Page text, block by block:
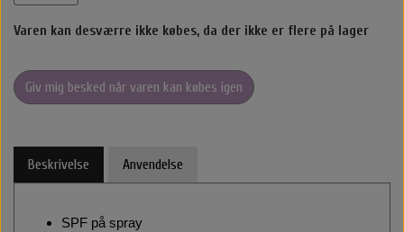
Hårkur
Styling
Rose Hårklemme
Halstørklæder & Tørklæder
Nordic Bio Brush Hårbørster
Nordic Bio Brush
Libling Håraccessories
Varen kan desværre ikke købes, da der ikke er flere på lager
Giv mig besked når varen kan købes igen
Beskrivelse Anvendelse
SPF på spray